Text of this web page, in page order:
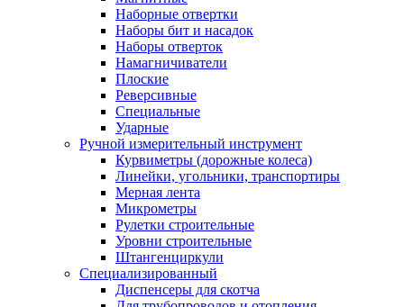
Наборные отвертки
Наборы бит и насадок
Наборы отверток
Намагничиватели
Плоские
Реверсивные
Специальные
Ударные
Ручной измерительный инструмент
Курвиметры (дорожные колеса)
Линейки, угольники, транспортиры
Мерная лента
Микрометры
Рулетки строительные
Уровни строительные
Штангенциркули
Специализированный
Диспенсеры для скотча